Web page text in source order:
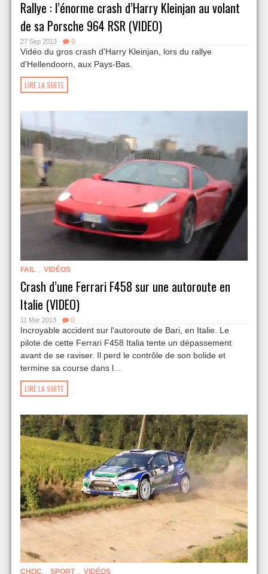
Rallye : l’énorme crash d’Harry Kleinjan au volant
de sa Porsche 964 RSR (VIDEO)
27 Sep 2013 0
Vidéo du gros crash d'Harry Kleinjan, lors du rallye
d'Hellendoorn, aux Pays-Bas.
LIRE LA SUITE
FAIL , VIDÉOS
Crash d’une Ferrari F458 sur une autoroute en
Italie (VIDEO)
11 Mar 2013 0
Incroyable accident sur ​​l'autoroute de Bari, en Italie. Le
pilote de cette Ferrari F458 Italia tente un dépassement
avant de se raviser. Il perd le contrôle de son bolide et
termine sa course dans l...
LIRE LA SUITE
CHOC , SPORT , VIDÉOS